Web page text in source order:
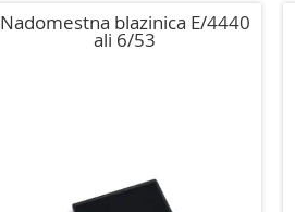
Nadomestna blazinica E/4440
ali 6/53